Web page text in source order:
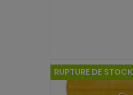
RUPTURE DE STOCK